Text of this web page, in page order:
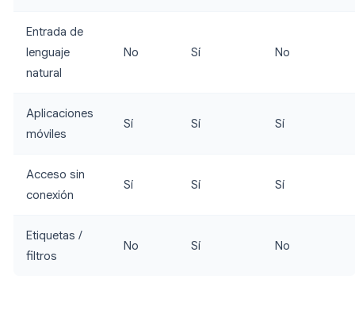
Entrada de
lenguaje
natural
No Sí No
Aplicaciones
móviles
Sí Sí Sí
Acceso sin
conexión
Sí Sí Sí
Etiquetas /
filtros
No Sí No